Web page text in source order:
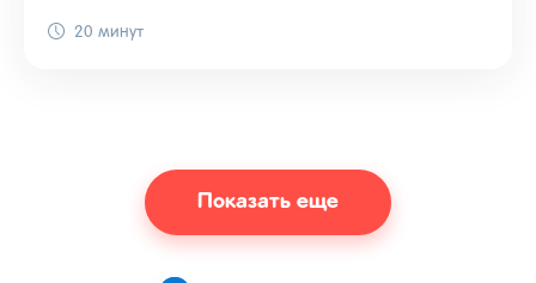
20 минут
Показать еще